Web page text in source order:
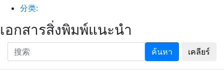
分类:
เอกสารสิ่งพิมพ์แนะนำ
ค้นหา เคลียร์